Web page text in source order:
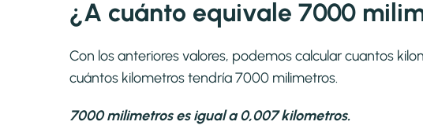
¿A cuánto equivale 7000
Con los anteriores valores, podemos calcular cuantos
cuántos kilometros tendría 7000 milimetros.
7000 milimetros es igual a 0,007 kilometros.